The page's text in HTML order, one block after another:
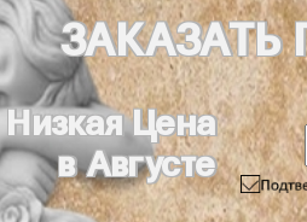
ЗАКАЗАТЬ
Низкая Цена
в Августе